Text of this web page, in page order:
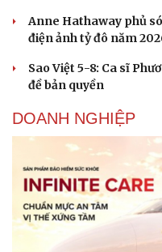
Anne Hathaway phủ
điện ảnh tỷ đô năm
Sao Việt 5-8: Ca sĩ
đề bản quyền
DOANH NGHIỆP